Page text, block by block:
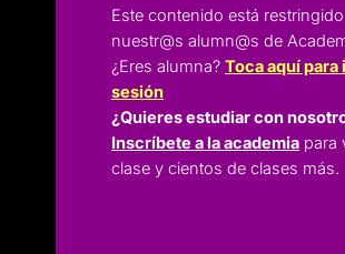
Este contenido está
nuestr@s alumn@s de
¿Eres alumna? Toca aquí para
sesión
¿Quieres estudiar con
Inscríbete a la academia para
clase y cientos de clases más.